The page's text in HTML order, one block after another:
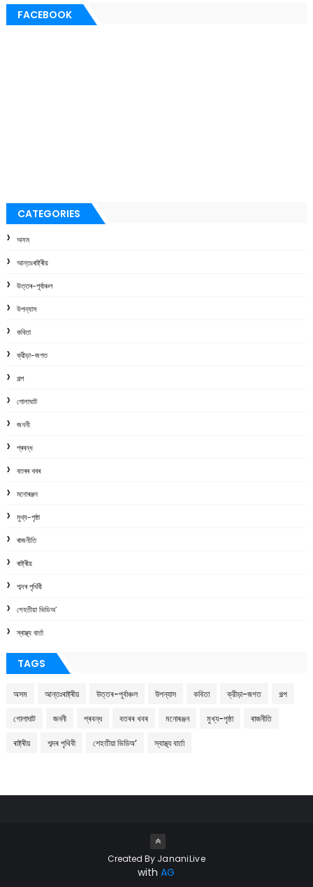
FACEBOOK
CATEGORIES
অসম
আন্তঃৰাষ্ট্ৰীয়
উত্তৰ-পূৰ্বাঞ্চল
উপন্যাস
কবিতা
ক্রীড়া-জগত
গল্প
গোলাঘাট
জননী
প্ৰবন্ধ
বতৰৰ খবৰ
মনোৰঞ্জন
মুখ্য-পৃষ্ঠা
ৰাজনীতি
ৰাষ্ট্ৰীয়
শব্দৰ পৃথিবী
শেহতীয়া ভিডিঅ’
স্বাস্থ্য বাৰ্তা
TAGS
অসম আন্তঃৰাষ্ট্ৰীয় উত্তৰ-পূৰ্বাঞ্চল উপন্যাস কবিতা ক্রীড়া-জগত গল্প
গোলাঘাট জননী প্ৰবন্ধ বতৰৰ খবৰ মনোৰঞ্জন মুখ্য-পৃষ্ঠা ৰাজনীতি
ৰাষ্ট্ৰীয় শব্দৰ পৃথিবী শেহতীয়া ভিডিঅ’ স্বাস্থ্য বাৰ্তা
Created By JananiLive
withAG